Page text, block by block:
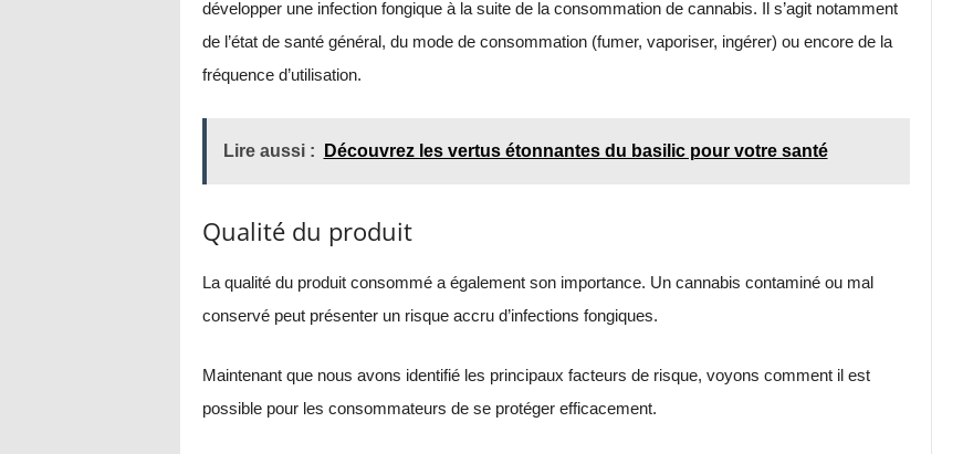
développer une infection fongique à la suite de la consommation de cannabis. Il s’agit notamment
de l’état de santé général, du mode de consommation (fumer, vaporiser, ingérer) ou encore de la
fréquence d’utilisation.
Lire aussi : Découvrez les vertus étonnantes du basilic pour votre santé
Qualité du produit
La qualité du produit consommé a également son importance. Un cannabis contaminé ou mal
conservé peut présenter un risque accru d’infections fongiques.
Maintenant que nous avons identifié les principaux facteurs de risque, voyons comment il est
possible pour les consommateurs de se protéger efficacement.